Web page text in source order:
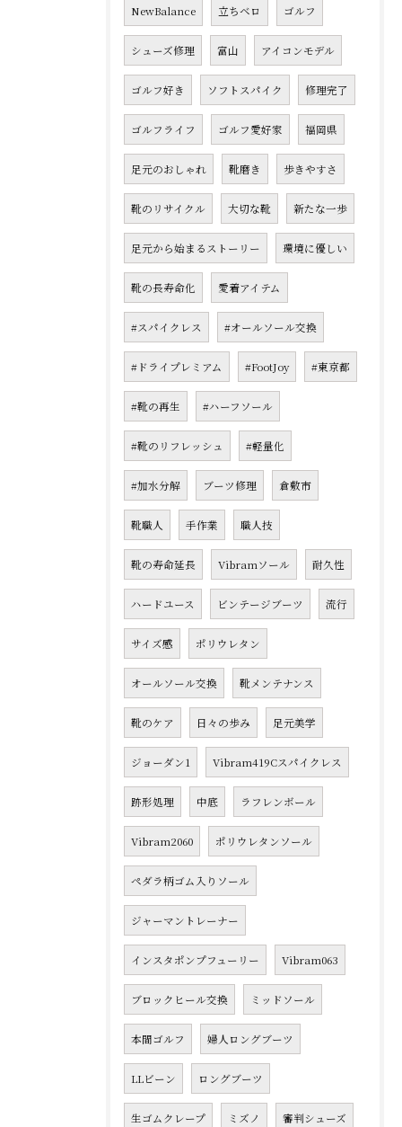
NewBalance 立ちベロ ゴルフ
シューズ修理 富山 アイコンモデル
ゴルフ好き ソフトスパイク 修理完了
ゴルフライフ ゴルフ愛好家 福岡県
足元のおしゃれ 靴磨き 歩きやすさ
靴のリサイクル 大切な靴 新たな一歩
足元から始まるストーリー 環境に優しい
靴の長寿命化 愛着アイテム
#スパイクレス #オールソール交換
#ドライプレミアム #FootJoy #東京都
#靴の再生 #ハーフソール
#靴のリフレッシュ #軽量化
#加水分解 ブーツ修理 倉敷市
靴職人 手作業 職人技
靴の寿命延長 Vibramソール 耐久性
ハードユース ビンテージブーツ 流行
サイズ感 ポリウレタン
オールソール交換 靴メンテナンス
靴のケア 日々の歩み 足元美学
ジョーダン1 Vibram419Cスパイクレス
跡形処理 中底 ラフレンボール
Vibram2060 ポリウレタンソール
ペダラ柄ゴム入りソール
ジャーマントレーナー
インスタポンプフューリー Vibram063
ブロックヒール交換 ミッドソール
本間ゴルフ 婦人ロングブーツ
LLビーン ロングブーツ
生ゴムクレープ ミズノ 審判シューズ